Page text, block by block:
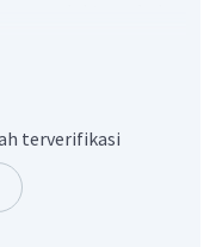
atau daerah
elektron ditentukan
tunggal, rangkap
domain.
terverifikasi